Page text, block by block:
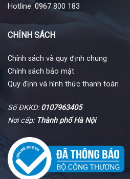
Hotline: 0967 800 183
CHÍNH SÁCH
Chính sách và quy định chung
Chính sách bảo mật
Quy định và hình thức thanh toán
Số ĐKKD:0107963405
Nơi cấp: Thành phố Hà Nội